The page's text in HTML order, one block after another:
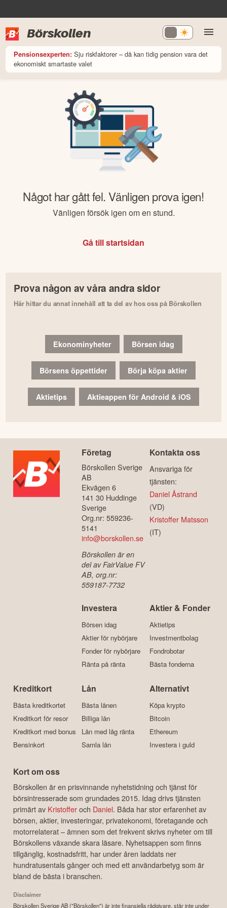
Börskollen
Pensionsexperten: Sju riskfaktorer – då kan tidig pension vara det
ekonomiskt smartaste valet
Något har gått fel. Vänligen prova igen!
Vänligen försök igen om en stund.
Gå till startsidan
Prova någon av våra andra sidor
Här hittar du annat innehåll att ta del av hos oss på Börskollen
Ekonominyheter Börsen idag
Börsens öppettider Börja köpa aktier
Aktietips Aktieappen för Android & iOS
Företag
Börskollen Sverige
AB
Ekvägen 6
141 30 Huddinge
Sverige
Org.nr: 559236-
5141
info@borskollen.se
Börskollen är en
del av FairValue FV
AB, org.nr:
559187-7732
Kontakta oss
Ansvariga för
tjänsten:
Daniel Åstrand
(VD)
Kristoffer Matsson
(IT)
Investera
Börsen idag
Aktier för nybörjare
Fonder för nybörjare
Ränta på ränta
Aktier & Fonder
Aktietips
Investmentbolag
Fondrobotar
Bästa fonderna
Kreditkort
Bästa kreditkortet
Kreditkort för resor
Kreditkort med bonus
Bensinkort
Lån
Bästa lånen
Billiga lån
Lån med låg ränta
Samla lån
Alternativt
Köpa krypto
Bitcoin
Ethereum
Investera i guld
Kort om oss
Börskollen är en prisvinnande nyhetstidning och tjänst för
börsintresserade som grundades 2015. Idag drivs tjänsten
primärt av Kristofferoch Daniel. Båda har stor erfarenhet av
börsen, aktier, investeringar, privatekonomi, företagande och
motorrelaterat – ämnen som det frekvent skrivs nyheter om till
Börskollens växande skara läsare. Nyhetsappen som finns
tillgänglig, kostnadsfritt, har under åren laddats ner
hundratusentals gånger och med ett användarbetyg som är
bland de bästa i branschen.
Disclaimer
Börskollen Sverige AB ("Börskollen") är inte finansiella rådgivare, står inte under